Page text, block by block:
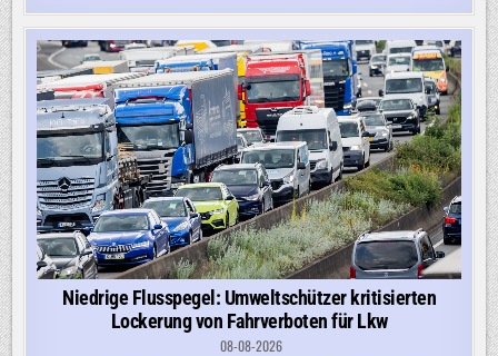
Niedrige Flusspegel: Umweltschützer kritisierten
Lockerung von Fahrverboten für Lkw
08-08-2026